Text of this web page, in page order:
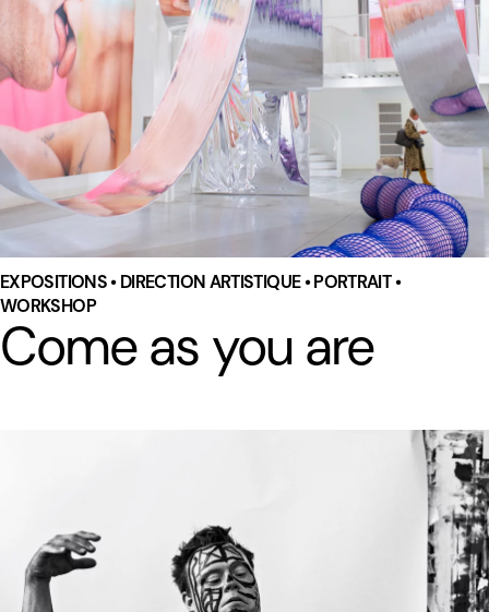
EXPOSITIONS • DIRECTION ARTISTIQUE • PORTRAIT •
WORKSHOP
Come as you are